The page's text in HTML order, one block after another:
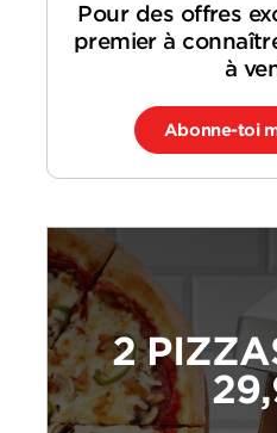
Pour des offres
premier à
à
Abonne-toi
2